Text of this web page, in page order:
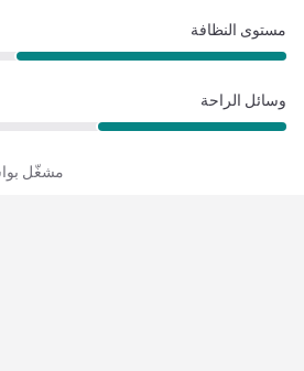
مستوى النظافة
وسائل الراحة
مشغّل